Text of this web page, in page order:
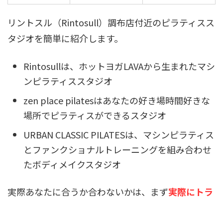
リントスル（Rintosull）調布店付近のピラティスス
タジオを簡単に紹介します。
Rintosullは、ホットヨガLAVAから生まれたマシ
ンピラティススタジオ
zen place pilatesはあなたの好き場時間好きな
場所でピラティスができるスタジオ
URBAN CLASSIC PILATESは、マシンピラティス
とファンクショナルトレーニングを組み合わせ
たボディメイクスタジオ
実際あなたに合うか合わないかは、まず実際にトラ